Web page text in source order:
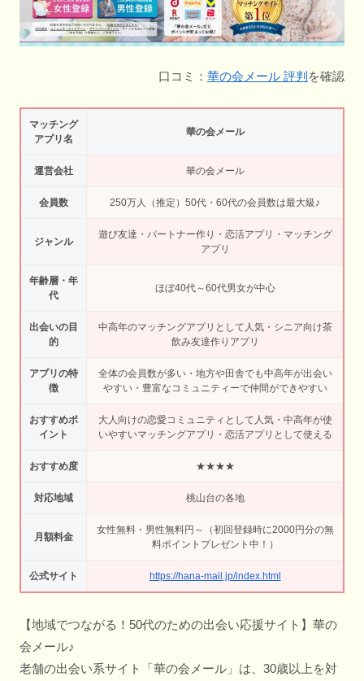
口コミ： 華の会メール 評判 を確認
マッチング
アプリ名
華の会メール
運営会社 華の会メール
会員数 250万人（推定）50代・60代の会員数は最大級♪
ジャンル
遊び友達・パートナー作り・恋活アプリ・マッチング
アプリ
年齢層・年
代
ほぼ40代～60代男女が中心
出会いの目
的
中高年のマッチングアプリとして人気・シニア向け茶
飲み友達作りアプリ
アプリの特
徴
全体の会員数が多い・地方や田舎でも中高年が出会い
やすい・豊富なコミュニティーで仲間ができやすい
おすすめポ
イント
大人向けの恋愛コミュニティとして人気・中高年が使
いやすいマッチングアプリ・恋活アプリとして使える
おすすめ度 ★★★★
対応地域 桃山台の各地
月額料金
女性無料・男性無料円～（初回登録時に2000円分の無
料ポイントプレゼント中！）
公式サイト https://hana-mail.jp/index.html
【地域でつながる！50代のための出会い応援サイト】華の
会メール♪
老舗の出会い系サイト「華の会メール」は、30歳以上を対